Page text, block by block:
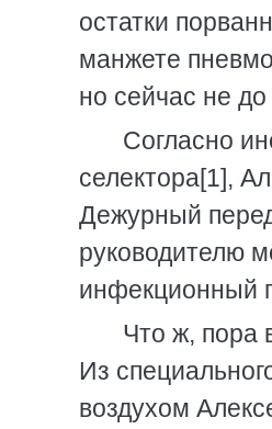
остатки
манжете
но сейчас не до
Согласно
селектора[1],
Дежурный
руководителю
инфекционный
Что ж, пора
Из
воздухом